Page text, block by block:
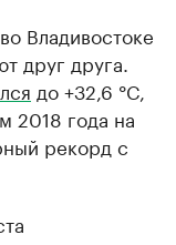
во Владивостоке
друг друга.
до +32,6 °C,
2018 года на
рекорд с